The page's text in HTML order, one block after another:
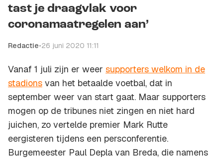
tast je draagvlak voor
coronamaatregelen aan’
Redactie•26 juni 2020 11:11
Vanaf 1 juli zijn er weer supporters welkom in de
stadions van het betaalde voetbal, dat in
september weer van start gaat. Maar supporters
mogen op de tribunes niet zingen en niet hard
juichen, zo vertelde premier Mark Rutte
eergisteren tijdens een persconferentie.
Burgemeester Paul Depla van Breda, die namens